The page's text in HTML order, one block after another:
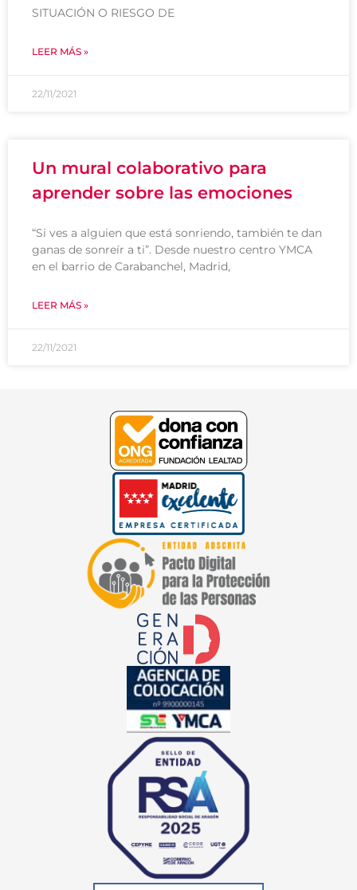
SITUACIÓN O RIESGO DE
LEER MÁS »
22/11/2021
Un mural colaborativo para
aprender sobre las emociones
“Si ves a alguien que está sonriendo, también te dan
ganas de sonreír a ti”. Desde nuestro centro YMCA
en el barrio de Carabanchel, Madrid,
LEER MÁS »
22/11/2021